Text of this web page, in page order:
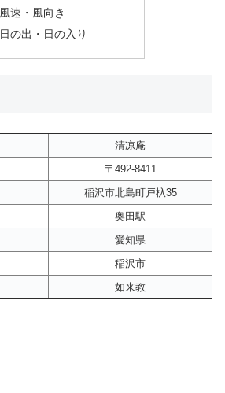
風速・風向き
日の出・日の入り
清凉庵
〒492-8411
稲沢市北島町戸杁35
奥田駅
愛知県
稲沢市
如来教